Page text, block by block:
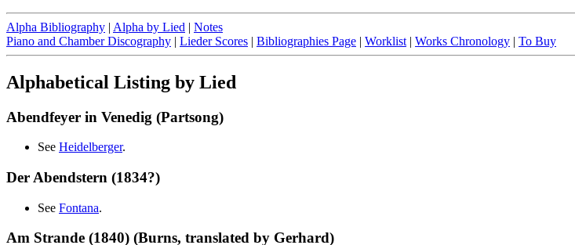
Alpha Bibliography | Alpha by Lied | Notes
Piano and Chamber Discography | Lieder Scores | Bibliographies Page | Worklist | Works Chronology | To Buy
Alphabetical Listing by Lied
Abendfeyer in Venedig (Partsong)
See Heidelberger.
Der Abendstern (1834?)
See Fontana.
Am Strande (1840) (Burns, translated by Gerhard)